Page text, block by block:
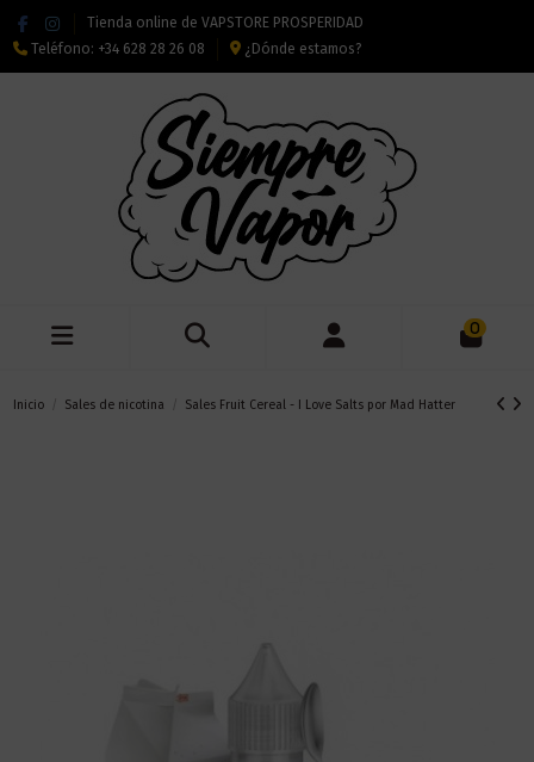
Tienda online de VAPSTORE PROSPERIDAD
Teléfono: +34 628 28 26 08 ¿Dónde estamos?
0
Inicio Sales de nicotina Sales Fruit Cereal - I Love Salts por Mad Hatter